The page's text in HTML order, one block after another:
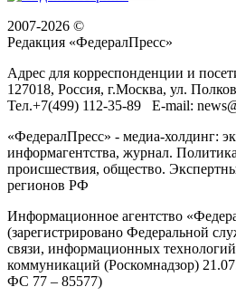
2007-2026 ©
Редакция «ФедералПресс»
Адрес для корреспонденции и
127018, Россия, г.Москва, ул.
Тел.+7(499) 112-35-89 E-mail:
«ФедералПресс» - медиа-холдинг:
информагентства, журнал.
происшествия, общество.
регионов РФ
Информационное агентство
(зарегистрировано Федеральной
связи, информационных
коммуникаций (Роскомнадзор)
ФС 77 – 85577)